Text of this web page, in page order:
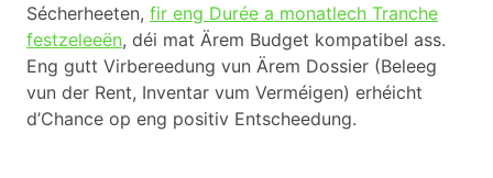
Sécherheeten, fir eng Durée a monatlech Tranche
festzeleeën, déi mat Ärem Budget kompatibel ass.
Eng gutt Virbereedung vun Ärem Dossier (Beleeg
vun der Rent, Inventar vum Verméigen) erhéicht
d’Chance op eng positiv Entscheedung.